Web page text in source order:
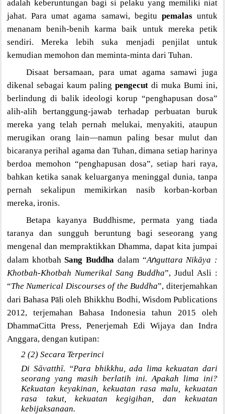
adalah keberuntungan bagi si pelaku yang memiliki niat
jahat. Para umat agama samawi, begitu pemalasuntuk
menanam benih-benih karma baik untuk mereka petik
sendiri. Mereka lebih suka menjadi penjilat untuk
kemudian memohon dan meminta-minta dari Tuhan.
Disaat bersamaan, para umat agama samawi juga
dikenal sebagai kaum paling pengecutdi muka Bumi ini,
berlindung di balik ideologi korup “penghapusan dosa”
alih-alih bertanggung-jawab terhadap perbuatan buruk
mereka yang telah pernah melukai, menyakiti, ataupun
merugikan orang lain—namun paling besar mulut dan
bicaranya perihal agama dan Tuhan, dimana setiap harinya
berdoa memohon “penghapusan dosa”, setiap hari raya,
bahkan ketika sanak keluarganya meninggal dunia, tanpa
pernah sekalipun memikirkan nasib korban-korban
mereka, ironis.
Betapa kayanya Buddhisme, permata yang tiada
taranya dan sungguh beruntung bagi seseorang yang
mengenal dan mempraktikkan Dhamma, dapat kita jumpai
dalam khotbahSang Buddha dalam “Aṅguttara Nikāya :
Khotbah-Khotbah Numerikal Sang Buddha”, Judul Asli :
“The Numerical Discourses of the Buddha”, diterjemahkan
dari Bahasa Pāḷi oleh Bhikkhu Bodhi, Wisdom Publications
2012, terjemahan Bahasa Indonesia tahun 2015 oleh
DhammaCitta Press, Penerjemah Edi Wijaya dan Indra
Anggara, dengan kutipan:
2 (2) Secara Terperinci
Di Sāvatthī. “Para bhikkhu, ada lima kekuatan dari
seorang yang masih berlatih ini. Apakah lima ini?
Kekuatan keyakinan, kekuatan rasa malu, kekuatan
rasa takut, kekuatan kegigihan, dan kekuatan
kebijaksanaan.